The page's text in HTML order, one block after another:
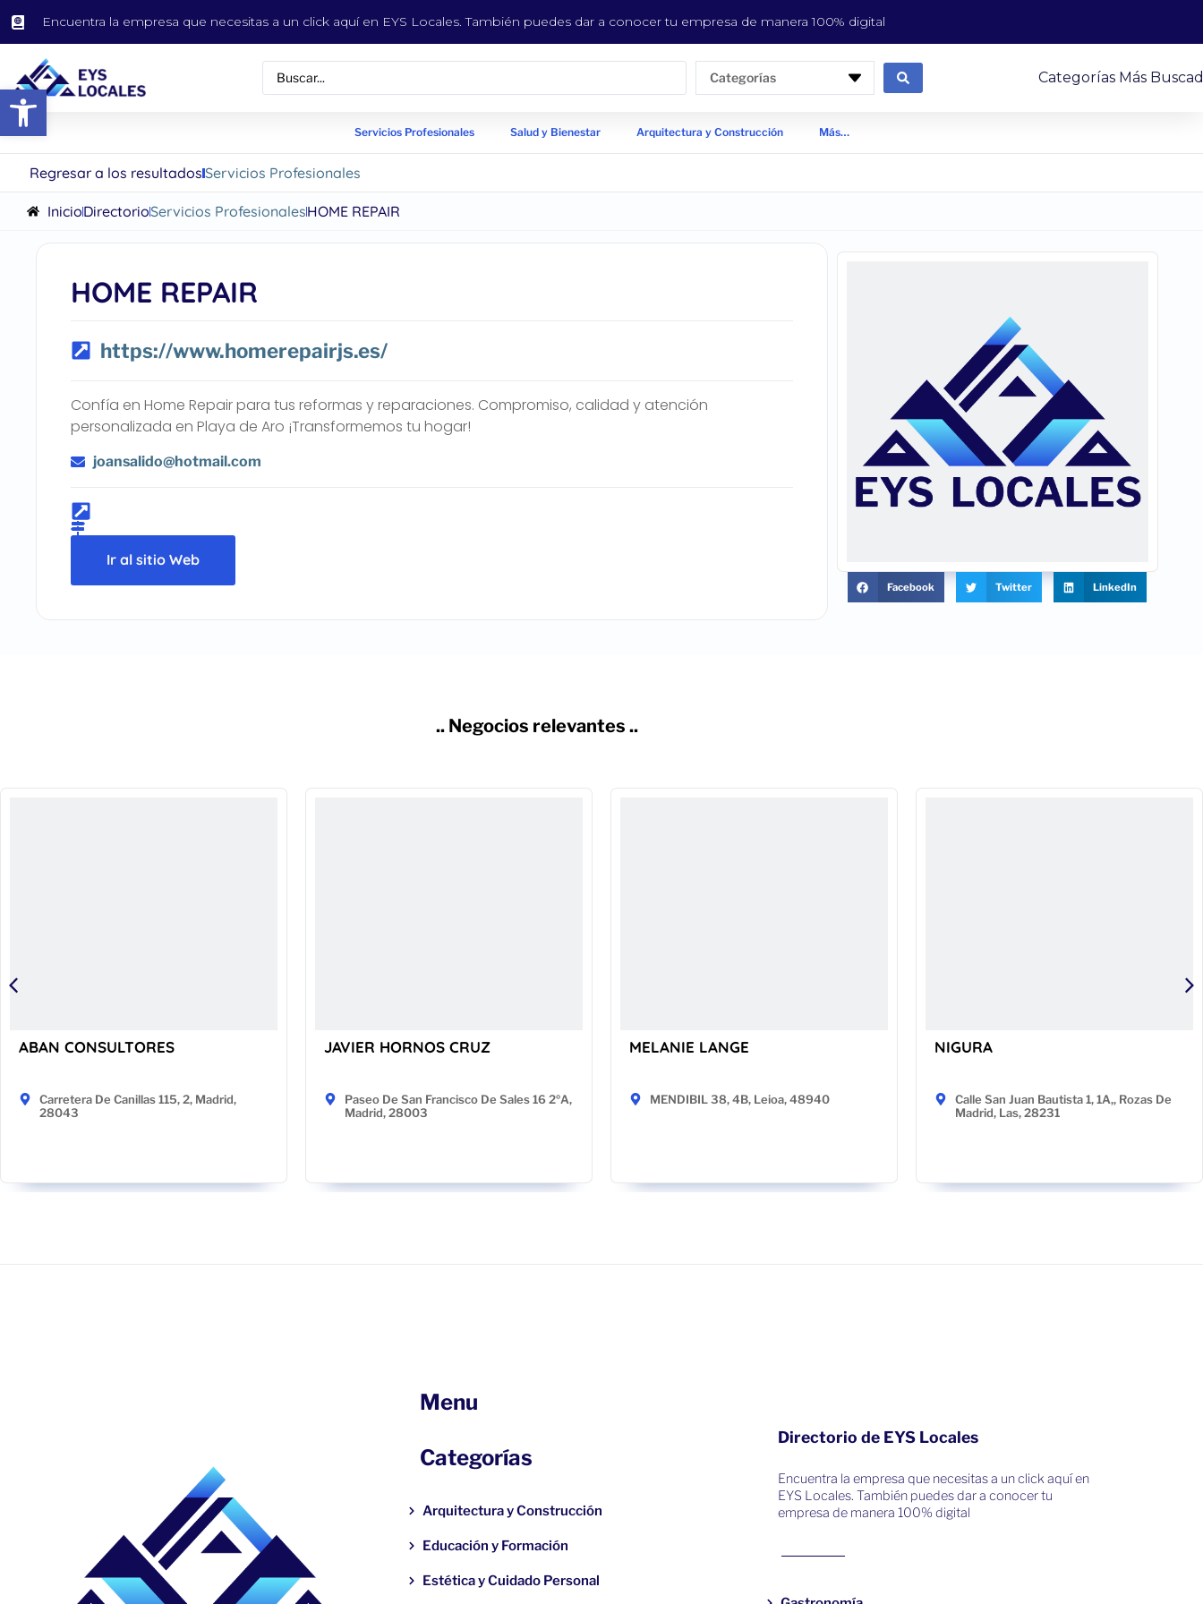
Abrir barra de herramientas
Encuentra la empresa que necesitas a un click aquí en EYS Locales. También puedes dar a conocer tu empresa de manera 100% digital
Categorías Categorías Más
Servicios Profesionales Salud y Bienestar Arquitectura y Construcción Más…
Regresar a los resultadosServicios Profesionales
InicioDirectorioServicios ProfesionalesHOME REPAIR
HOME REPAIR
https://www.homerepairjs.es/
Confía en Home Repair para tus reformas y reparaciones. Compromiso, calidad y atención
personalizada en Playa de Aro ¡Transformemos tu hogar!
joansalido@hotmail.com
Ir al sitio Web
Facebook Twitter LinkedIn
.. Negocios relevantes ..
ABAN CONSULTORES
Carretera De Canillas 115, 2, Madrid,
28043
JAVIER HORNOS CRUZ
Paseo De San Francisco De Sales 16 2ºA,
Madrid, 28003
MELANIE LANGE
MENDIBIL 38, 4B, Leioa, 48940
NIGURA
Calle San Juan Bautista 1, 1A,, Rozas De
Madrid, Las, 28231
Menu
Categorías
Arquitectura y Construcción
Educación y Formación
Estética y Cuidado Personal
Directorio de EYS Locales
Encuentra la empresa que necesitas a un click aquí en
EYS Locales. También puedes dar a conocer tu
empresa de manera 100% digital